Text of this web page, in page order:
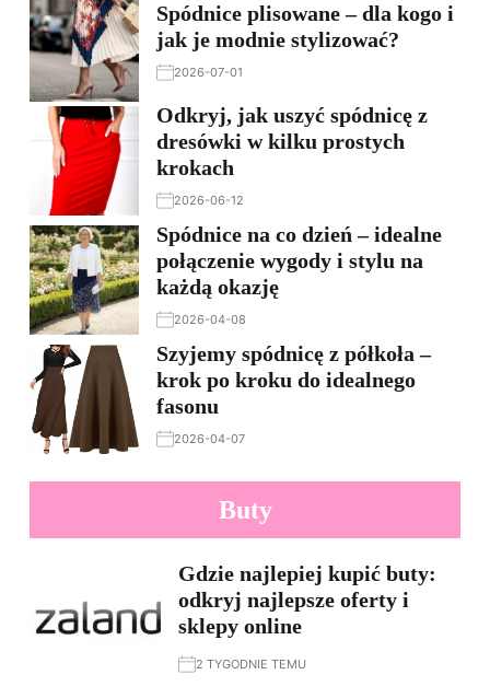
Spódnice plisowane – dla kogo i
jak je modnie stylizować?
2026-07-01
Odkryj, jak uszyć spódnicę z
dresówki w kilku prostych
krokach
2026-06-12
Spódnice na co dzień – idealne
połączenie wygody i stylu na
każdą okazję
2026-04-08
Szyjemy spódnicę z półkoła –
krok po kroku do idealnego
fasonu
2026-04-07
Buty
Gdzie najlepiej kupić buty:
odkryj najlepsze oferty i
sklepy online
2 TYGODNIE TEMU